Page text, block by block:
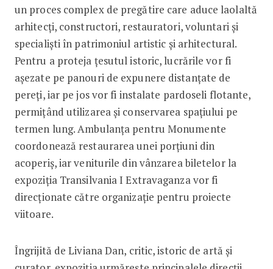
un proces complex de pregătire care aduce laolaltă
arhitecți, constructori, restauratori, voluntari și
specialiști în patrimoniul artistic și arhitectural.
Pentru a proteja țesutul istoric, lucrările vor fi
așezate pe panouri de expunere distanțate de
pereți, iar pe jos vor fi instalate pardoseli flotante,
permițând utilizarea și conservarea spațiului pe
termen lung. Ambulanța pentru Monumente
coordonează restaurarea unei porțiuni din
acoperiș, iar veniturile din vânzarea biletelor la
expoziția Transilvania I Extravaganza vor fi
direcționate către organizație pentru proiecte
viitoare.
Îngrijită de Liviana Dan, critic, istoric de artă și